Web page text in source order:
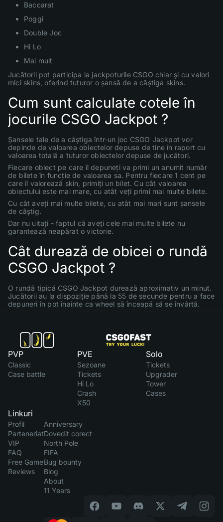
Baccarat
Poggi
Double Joc
Hi Lo
Mai mult
Jucătorii pot participa la jackpoturile CSGO chiar și cu valori
mici skins, oferind tuturor o șansă de a câștiga skins.
Cum sunt calculate cotele în
jocurile CSGO Jackpot ?
Șansele tale de a câștiga într-un joc CSGO Jackpot vor
depinde de valoarea obiectelor depuse de tine în raport cu
valoarea totală a tuturor obiectelor depuse de jucători.
Fiecare obiect pe care îl depuneți va primi un anumit număr
de bilete în funcție de valoarea sa. Pentru fiecare 1 cent pe
care îl valorează skin, primiți un bilet. Cu cât valoarea
obiectului este mai mare, cu atât veți primi mai multe bilete.
Cu cât aveți mai multe bilete, cu atât mai mari sunt șansele
de câștig.
Dar nu uitați - faptul că aveți cele mai multe bilete nu
garantează neapărat o victorie.
Cât durează de obicei o rundă
CSGO Jackpot ?
O rundă tipică CSGO Jackpot durează aproximativ un minut.
Jucătorii au la dispoziție până la 55 de secunde pentru a face
depuneri în pot înainte ca wheel să înceapă să se învârtă.
PVP
Classic
Case battle
PVE
Sezoane
Tickets
Hi Lo
Crash
X50
Solo
Tickets
Upgrader
Tower
Cases
Linkuri
Profil
Parteneriat
VIP
FAQ
Free Game
Reviews
Anniversary
Dovedit corect
North Pole
FIFA
Bug bounty
Blog
About
11 Years